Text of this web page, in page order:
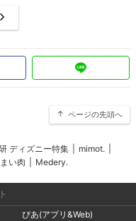
ページの先頭へ
ディズニー特集 mimot.
い肉 Medery.
ぴあ(アプリ&Web)